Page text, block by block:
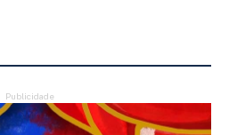
Publicidade